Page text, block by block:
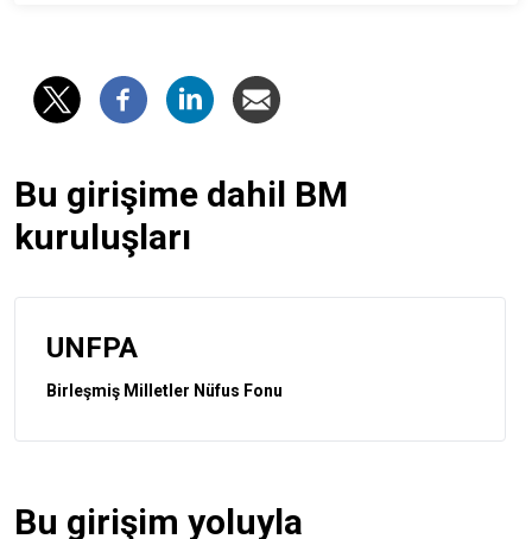
Bu girişime dahil BM
kuruluşları
UNFPA
Birleşmiş Milletler Nüfus Fonu
Bu girişim yoluyla